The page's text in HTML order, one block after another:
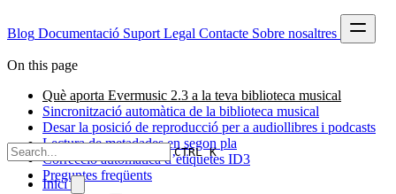
Blog Documentació Suport Legal Contacte Sobre nosaltres
CTRL K
Inici
On this page
Què aporta Evermusic 2.3 a la teva biblioteca musical
Sincronització automàtica de la biblioteca musical
Desar la posició de reproducció per a audiollibres i podcasts
Lectura de metadades en segon pla
Correcció automàtica d’etiquetes ID3
Preguntes freqüents